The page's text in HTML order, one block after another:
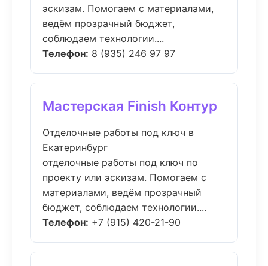
эскизам. Помогаем с материалами,
ведём прозрачный бюджет,
соблюдаем технологии....
Телефон: 8 (935) 246 97 97
Мастерская Finish Контур
Отделочные работы под ключ в
Екатеринбург
отделочные работы под ключ по
проекту или эскизам. Помогаем с
материалами, ведём прозрачный
бюджет, соблюдаем технологии....
Телефон: +7 (915) 420-21-90